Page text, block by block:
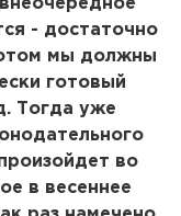
- достаточно
мы должны
готовый
Тогда уже
во
в весеннее